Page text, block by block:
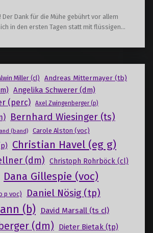
Der Dank für die Mühe gebührt vor allem
in den ersten Tagen statt mit flüssigen…
Miller (cl) Andreas Mittermayer (tb)
Angelika Schwerer (dm)
(perc) Axel Zwingenberger (p)
Bernhard Wiesinger (ts)
(band) Carole Alston (voc)
Christian Havel (eg g)
(dm) Christoph Rohrböck (cl)
Dana Gillespie (voc)
p voc) Daniel Nösig (tp)
(b) David Marsall (ts cl)
(dm) Dieter Bietak (tp)